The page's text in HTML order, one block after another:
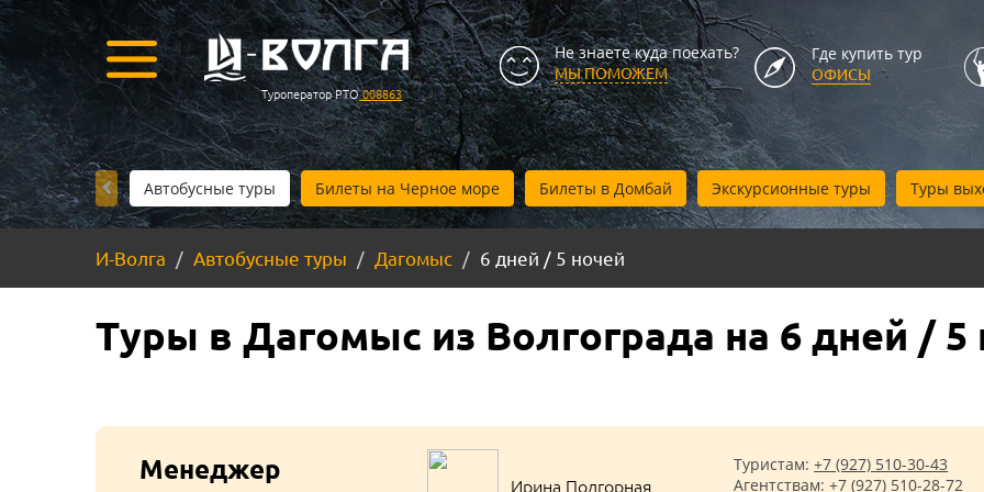
Туроператор РТО008863
Не знаете куда поехать?
МЫ ПОМОЖЕМ
Где купить тур
ОФИСЫ
Автобусные туры Билеты на Черное море Билеты в Домбай Экскурсионные туры Туры
И-Волга Автобусные туры Дагомыс 6 дней / 5 ночей
Туры в Дагомыс из Волгограда на 6 дней / 5
Менеджер
Ирина Подгорная
Туристам:+7 (927) 510-30-43
Агентствам:+7 (927) 510-28-72